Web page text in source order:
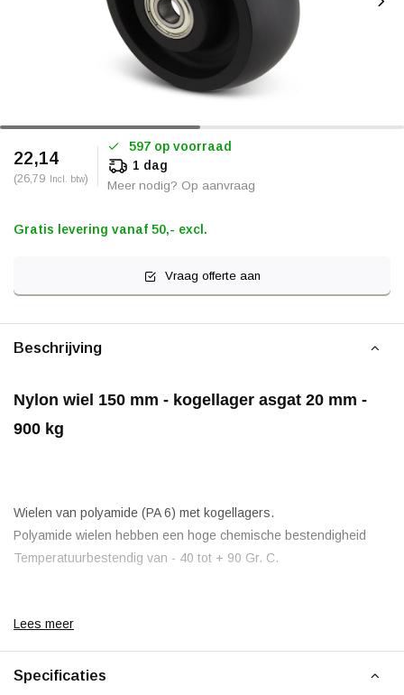
22,14
(26,79 Incl. btw)
597 op voorraad
1 dag
Meer nodig? Op aanvraag
Gratis levering vanaf 50,- excl.
Vraag offerte aan
Beschrijving
Nylon wiel 150 mm - kogellager asgat 20 mm -
900 kg
Wielen van polyamide (PA 6) met kogellagers.
Polyamide wielen hebben een hoge chemische bestendigheid
Temperatuurbestendig van - 40 tot + 90 Gr. C.
Lees meer
Specificaties